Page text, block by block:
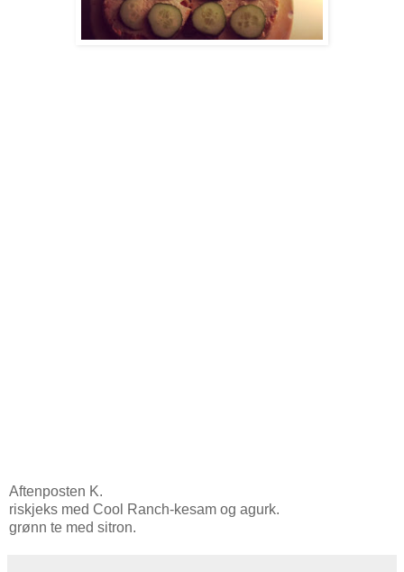
Aftenposten K.
riskjeks med Cool Ranch-kesam og agurk.
grønn te med sitron.